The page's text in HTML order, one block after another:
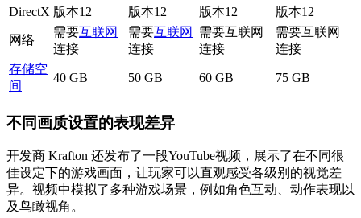
DirectX 版本12 版本12 版本12 版本12
网络
需要互联网
连接
需要互联网
连接
需要互联网
连接
需要互联网
连接
存储空
间
40 GB 50 GB 60 GB 75 GB
不同画质设置的表现差异
开发商 Krafton 还发布了一段YouTube视频，展示了在不同很
佳设定下的游戏画面，让玩家可以直观感受各级别的视觉差
异。视频中模拟了多种游戏场景，例如角色互动、动作表现以
及鸟瞰视角。